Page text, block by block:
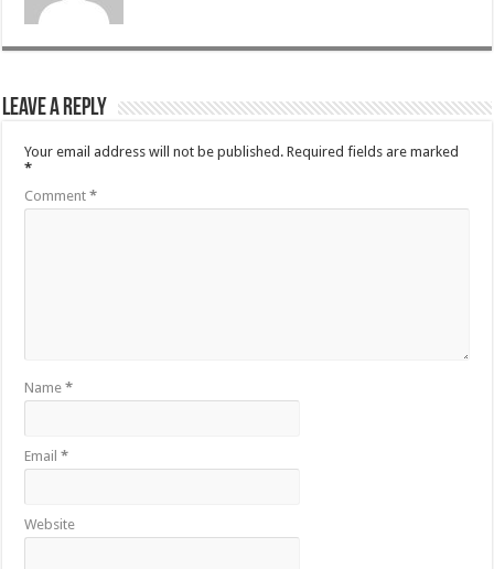
Leave a Reply
Your email address will not be published. Required fields are marked
*
Comment*
Name*
Email*
Website